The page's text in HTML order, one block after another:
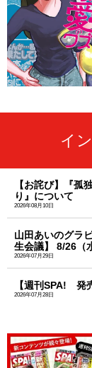
イ
【お詫び】『孤
り』について
2026年08月10日
山田あいのグラ
生会議】 8/26
2026年07月29日
【週刊SPA! 発
2026年07月28日